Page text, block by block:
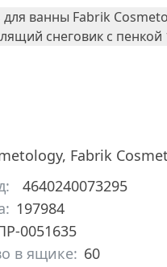
, Fabrik
4640240073295
197984
0051635
в ящике: 60